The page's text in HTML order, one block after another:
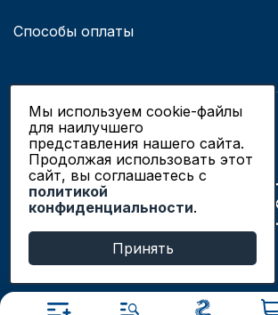
Способы оплаты
© 2019 - 2026 ООО «Сианово»
Политика конфиденциальности
Разработка сайтов в Новосибирске
Продвижение сайтов
Мы используем cookie-файлы
для наилучшего
представления нашего сайта.
Продолжая использовать этот
сайт, вы соглашаетесь c
политикой
конфиденциальности.
Принять